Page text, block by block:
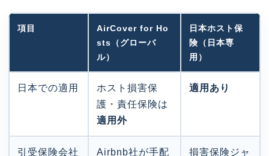
項目
AirCover for Ho
sts（グローバ
ル）
日本ホスト保
険（日本専
用）
日本での適用
ホスト損害保
護・責任保険は
適用外
適用あり
引受保険会社 Airbnb社が手配 損害保険ジャ